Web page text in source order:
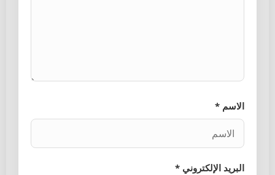
الاسم *
البريد الإلكتروني *